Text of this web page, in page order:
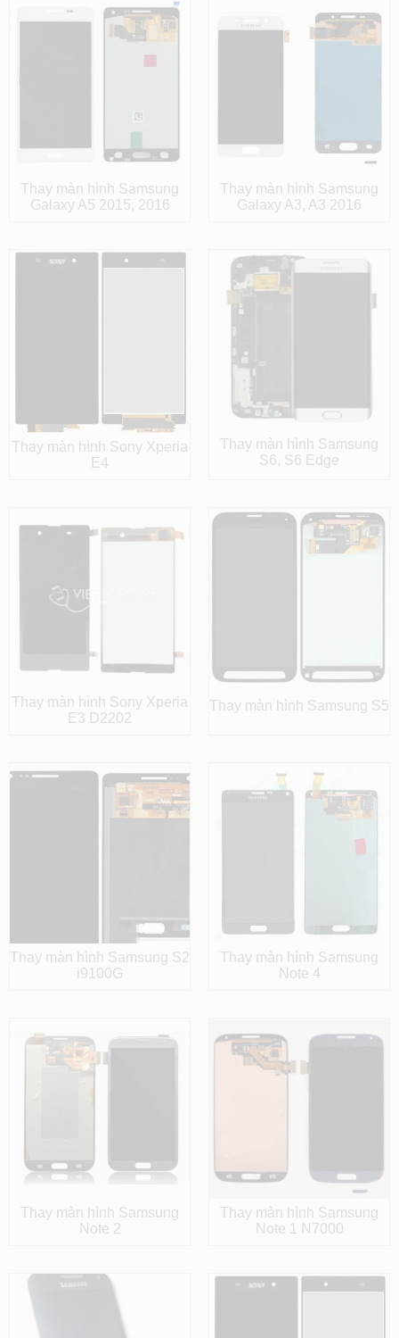
Thay màn hình Samsung
Galaxy A5 2015, 2016
Thay màn hình Samsung
Galaxy A3, A3 2016
Thay màn hình Sony Xperia
E4
Thay màn hình Samsung
S6, S6 Edge
Thay màn hình Sony Xperia
E3 D2202
Thay màn hình Samsung S5
Thay màn hình Samsung S2
i9100G
Thay màn hình Samsung
Note 4
Thay màn hình Samsung
Note 2
Thay màn hình Samsung
Note 1 N7000